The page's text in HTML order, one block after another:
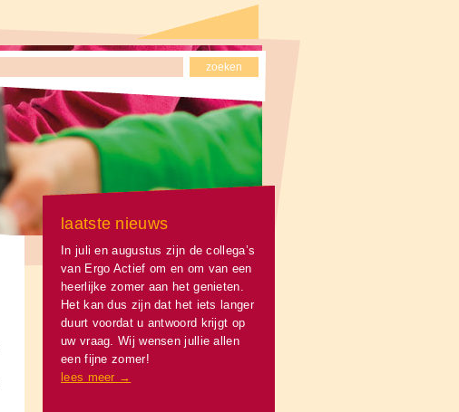
laatste nieuws
In juli en augustus zijn de collega’s
van Ergo Actief om en om van een
heerlijke zomer aan het genieten.
Het kan dus zijn dat het iets langer
duurt voordat u antwoord krijgt op
uw vraag. Wij wensen jullie allen
een fijne zomer!
lees meer →